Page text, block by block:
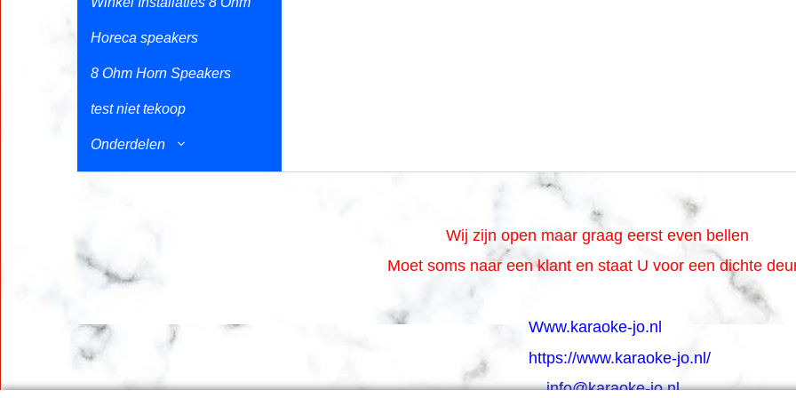
Horeca speakers
8 Ohm Horn Speakers
test niet tekoop
Onderdelen
Wij zijn open maar graag eerst even bellen
Moet soms naar een klant en staat U voor een dichte
Www.karaoke-jo.nl
https://www.karaoke-jo.nl/
info@karaoke-jo.nl